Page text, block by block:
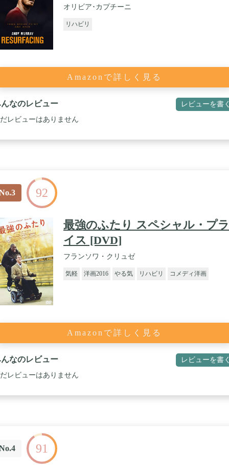
オリビア･カプチーニ
リハビリ
Amazonで詳しく見る
なのレビュー レビューを書
レビューはありません
92
最強のふたり スペシャル・プラ
イス [DVD]
フランソワ・クリュゼ
気軽 洋画2016 やる気 リハビリ コメディ洋画
Amazonで詳しく見る
なのレビュー レビューを書
レビューはありません
91